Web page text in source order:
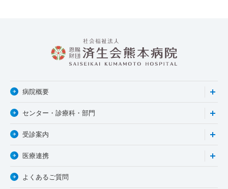
病院概要
センター・診療科・部門
受診案内
医療連携
よくあるご質問